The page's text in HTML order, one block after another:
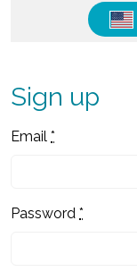
Sign up
Email *
Password *